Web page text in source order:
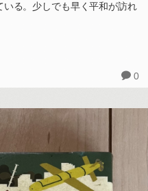
る。少しでも早く平和が訪れ
0